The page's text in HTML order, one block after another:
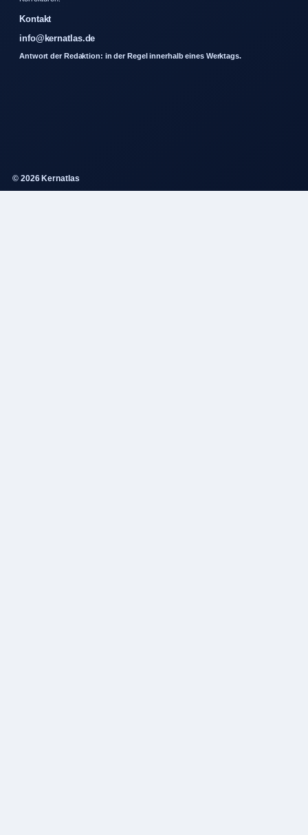
Kontakt
info@kernatlas.de
Antwort der Redaktion: in der Regel innerhalb eines Werktags.
© 2026 Kernatlas